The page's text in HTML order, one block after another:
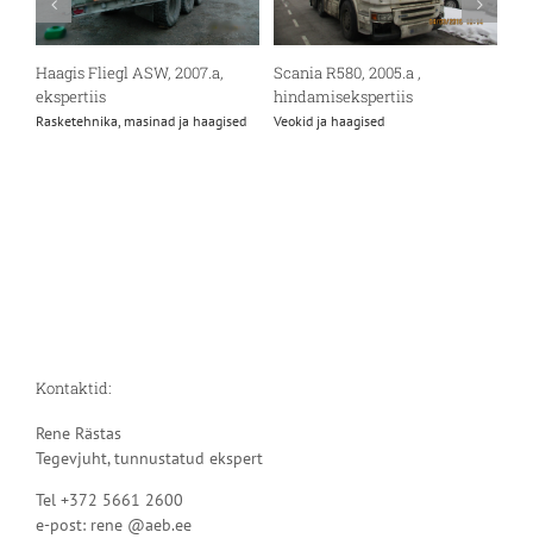
Haagis Fliegl ASW, 2007.a,
ekspertiis
Rasketehnika, masinad ja haagised
Scania R580, 2005.a ,
hindamisekspertiis
Veokid ja haagised
Kontaktid:
Rene Rästas
Tegevjuht, tunnustatud ekspert
Tel +372 5661 2600
e-post: rene @aeb.ee